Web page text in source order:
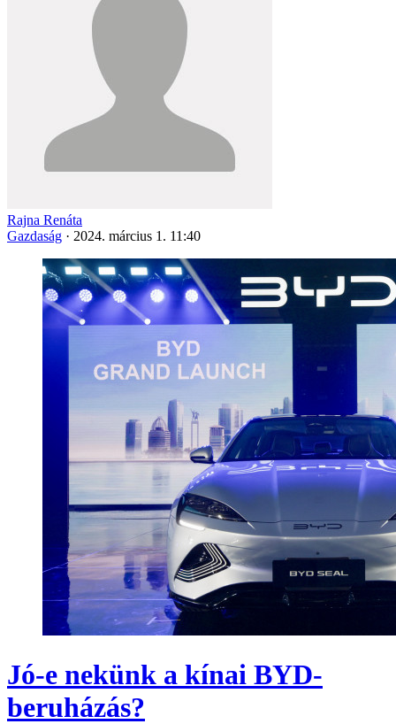
Rajna Renáta
Gazdaság · 2024. március 1. 11:40
Jó-e nekünk a kínai BYD-
beruházás?